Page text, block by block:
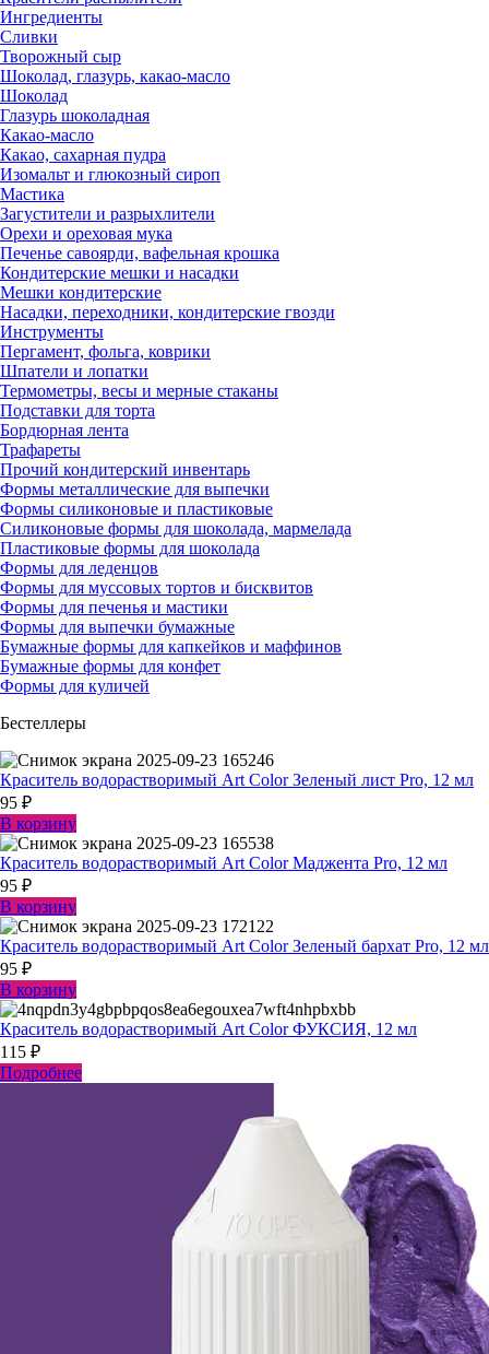
Ингредиенты
Сливки
Творожный сыр
Шоколад, глазурь, какао-масло
Шоколад
Глазурь шоколадная
Какао-масло
Какао, сахарная пудра
Изомальт и глюкозный сироп
Мастика
Загустители и разрыхлители
Орехи и ореховая мука
Печенье савоярди, вафельная крошка
Кондитерские мешки и насадки
Мешки кондитерские
Насадки, переходники, кондитерские гвозди
Инструменты
Пергамент, фольга, коврики
Шпатели и лопатки
Термометры, весы и мерные стаканы
Подставки для торта
Бордюрная лента
Трафареты
Прочий кондитерский инвентарь
Формы металлические для выпечки
Формы силиконовые и пластиковые
Силиконовые формы для шоколада, мармелада
Пластиковые формы для шоколада
Формы для леденцов
Формы для муссовых тортов и бисквитов
Формы для печенья и мастики
Формы для выпечки бумажные
Бумажные формы для капкейков и маффинов
Бумажные формы для конфет
Формы для куличей
Бестеллеры
Краситель водорастворимый Art Color Зеленый лист Pro, 12 мл
95 ₽
В корзину
Краситель водорастворимый Art Color Маджента Pro, 12 мл
95 ₽
В корзину
Краситель водорастворимый Art Color Зеленый бархат Pro, 12 мл
95 ₽
В корзину
Краситель водорастворимый Art Color ФУКСИЯ, 12 мл
115 ₽
Подробнее